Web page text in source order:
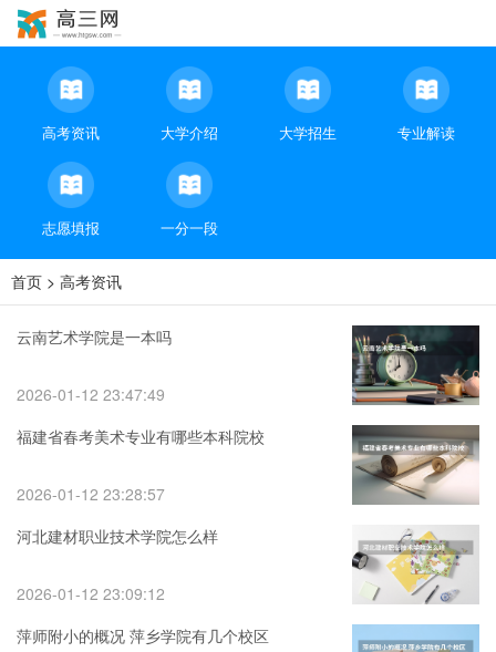
高考资讯 大学介绍 大学招生 专业解读
志愿填报 一分一段
首页 > 高考资讯
云南艺术学院是一本吗
2026-01-12 23:47:49
福建省春考美术专业有哪些本科院校
2026-01-12 23:28:57
河北建材职业技术学院怎么样
2026-01-12 23:09:12
萍师附小的概况 萍乡学院有几个校区